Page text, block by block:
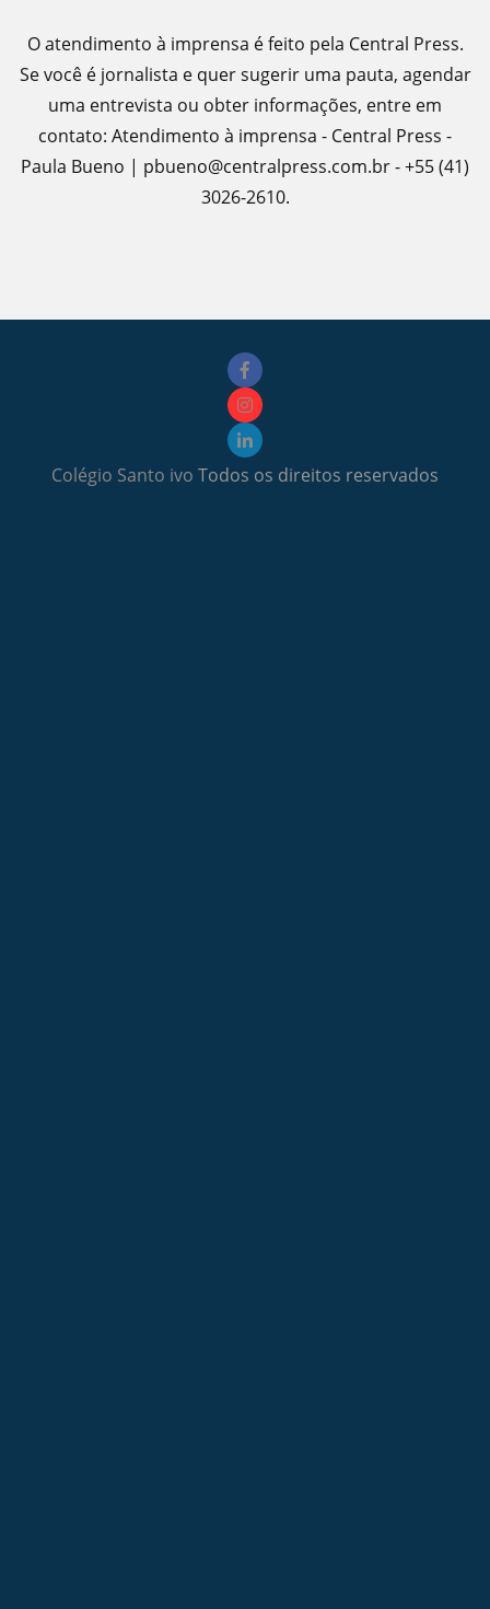
O atendimento à imprensa é feito pela Central Press.
Se você é jornalista e quer sugerir uma pauta, agendar
uma entrevista ou obter informações, entre em
contato: Atendimento à imprensa - Central Press -
Paula Bueno | pbueno@centralpress.com.br - +55 (41)
3026-2610.
Colégio Santo ivo Todos os direitos reservados